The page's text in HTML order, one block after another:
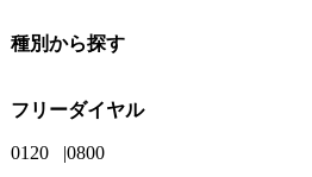
種別から探す
フリーダイヤル
0120 0800